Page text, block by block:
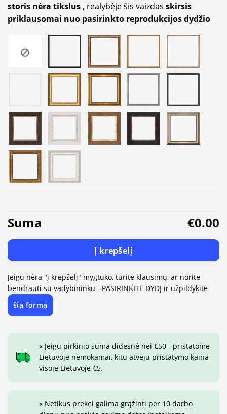
storis nėra tikslus, realybėje šis vaizdas skirsis
priklausomai nuo pasirinkto reprodukcijos dydžio
Suma €0.00
Į krepšelį
Jeigu nėra "į krepšelį" mygtuko, turite klausimų, ar norite
bendrauti su vadybininku - PASIRINKITE DYDĮ ir užpildykite
šią formą
« Jeigu pirkinio suma didesnė nei €50 - pristatome
Lietuvoje nemokamai, kitu atveju pristatymo kaina
visoje Lietuvoje €5.
« Netikus prekei galima grąžinti per 10 darbo